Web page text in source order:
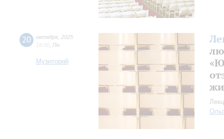
20 октября 2025
18:00 Пн
Музиторий